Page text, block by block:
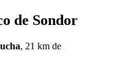
de Sondor
, 21 km de